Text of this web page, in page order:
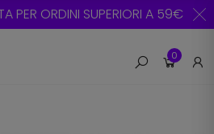
PER ORDINI SUPERIORI A 59€
0